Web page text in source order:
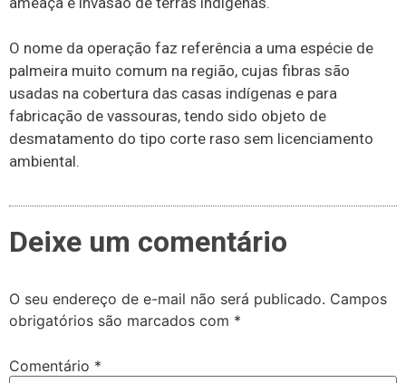
O nome da operação faz referência a uma espécie de
palmeira muito comum na região, cujas fibras são
usadas na cobertura das casas indígenas e para
fabricação de vassouras, tendo sido objeto de
desmatamento do tipo corte raso sem licenciamento
ambiental.
Deixe um comentário
O seu endereço de e-mail não será publicado. Campos
obrigatórios são marcados com *
Comentário *